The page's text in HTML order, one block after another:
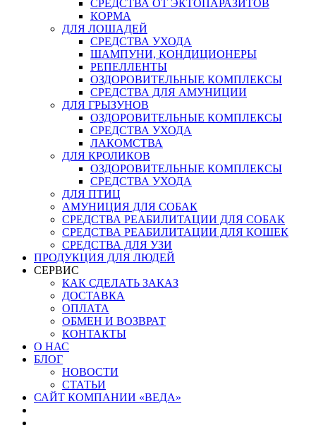
СРЕДСТВА ОТ ЭКТОПАРАЗИТОВ
КОРМА
ДЛЯ ЛОШАДЕЙ
СРЕДСТВА УХОДА
ШАМПУНИ, КОНДИЦИОНЕРЫ
РЕПЕЛЛЕНТЫ
ОЗДОРОВИТЕЛЬНЫЕ КОМПЛЕКСЫ
СРЕДСТВА ДЛЯ АМУНИЦИИ
ДЛЯ ГРЫЗУНОВ
ОЗДОРОВИТЕЛЬНЫЕ КОМПЛЕКСЫ
СРЕДСТВА УХОДА
ЛАКОМСТВА
ДЛЯ КРОЛИКОВ
ОЗДОРОВИТЕЛЬНЫЕ КОМПЛЕКСЫ
СРЕДСТВА УХОДА
ДЛЯ ПТИЦ
АМУНИЦИЯ ДЛЯ СОБАК
СРЕДСТВА РЕАБИЛИТАЦИИ ДЛЯ СОБАК
СРЕДСТВА РЕАБИЛИТАЦИИ ДЛЯ КОШЕК
СРЕДСТВА ДЛЯ УЗИ
ПРОДУКЦИЯ ДЛЯ ЛЮДЕЙ
СЕРВИС
КАК СДЕЛАТЬ ЗАКАЗ
ДОСТАВКА
ОПЛАТА
ОБМЕН И ВОЗВРАТ
КОНТАКТЫ
О НАС
БЛОГ
НОВОСТИ
СТАТЬИ
САЙТ КОМПАНИИ «ВЕДА»